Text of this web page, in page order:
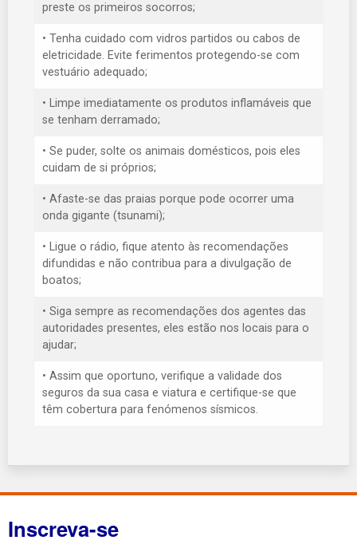
preste os primeiros socorros;
• Tenha cuidado com vidros partidos ou cabos de
eletricidade. Evite ferimentos protegendo-se com
vestuário adequado;
• Limpe imediatamente os produtos inflamáveis que
se tenham derramado;
• Se puder, solte os animais domésticos, pois eles
cuidam de si próprios;
• Afaste-se das praias porque pode ocorrer uma
onda gigante (tsunami);
• Ligue o rádio, fique atento às recomendações
difundidas e não contribua para a divulgação de
boatos;
• Siga sempre as recomendações dos agentes das
autoridades presentes, eles estão nos locais para o
ajudar;
• Assim que oportuno, verifique a validade dos
seguros da sua casa e viatura e certifique-se que
têm cobertura para fenómenos sísmicos.
Inscreva-se